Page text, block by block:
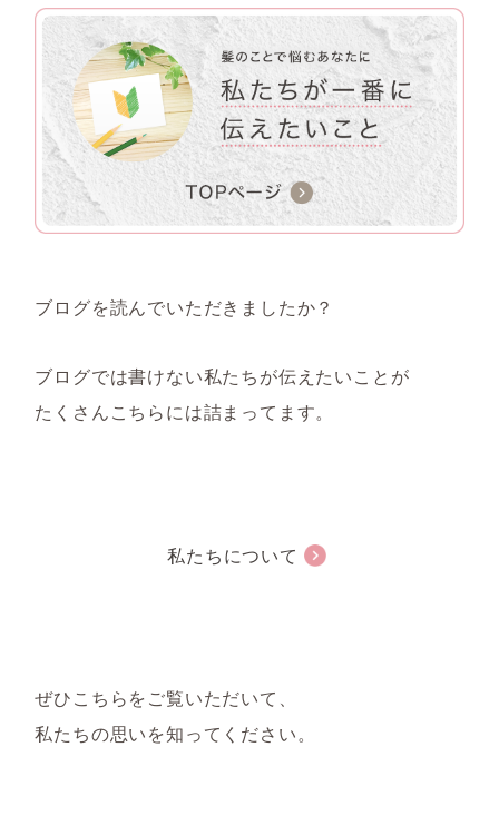
ブログを読んでいただきましたか？
ブログでは書けない私たちが伝えたいことが
たくさんこちらには詰まってます。
私たちについて
ぜひこちらをご覧いただいて、
私たちの思いを知ってください。